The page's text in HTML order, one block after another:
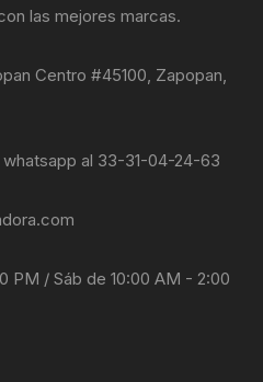
las mejores marcas.
Centro #45100, Zapopan,
al 33-31-04-24-63
PM / Sáb de 10:00 AM - 2:00